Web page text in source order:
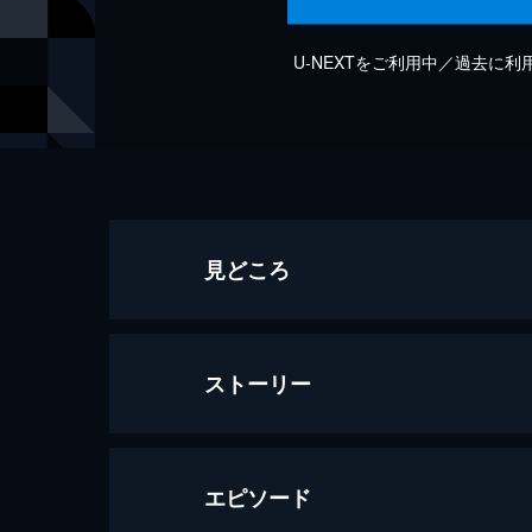
U-NEXTをご利用中／過去に利
見どころ
ストーリー
エピソード